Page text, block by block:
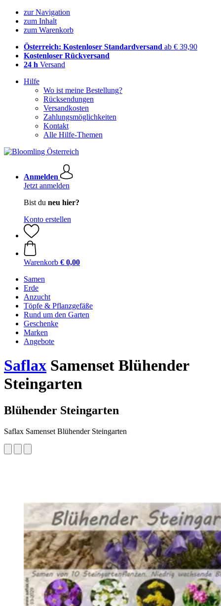
zur Navigation
zum Inhalt
zum Warenkorb
Österreich: Kostenloser Standardversand ab € 39,90
Kostenloser Rückversand
24 h Versand
Hilfe
Wo ist meine Bestellung?
Rücksendungen
Versandkosten
Zahlungsmöglichkeiten
Kontakt
Alle Hilfe-Themen
Anmelden
Jetzt anmelden
Bist du neu hier?
Konto erstellen
Warenkorb € 0,00
Samen
Erde
Anzucht
Töpfe & Pflanzgefäße
Rund um den Garten
Geschenke
Marken
Angebote
Saflax Samenset Blühender
Steingarten
Blühender Steingarten
Saflax Samenset Blühender Steingarten